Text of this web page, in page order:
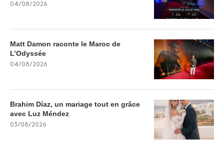
04/08/2026
Matt Damon raconte le Maroc de
L’Odyssée
04/08/2026
Brahim Díaz, un mariage tout en grâce
avec Luz Méndez
03/08/2026